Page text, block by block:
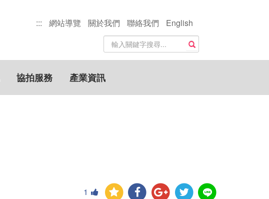
::: 網站導覽 關於我們 聯絡我們
English
站
內
搜
尋
關
鍵
搜尋
協拍服務 產業資訊
1